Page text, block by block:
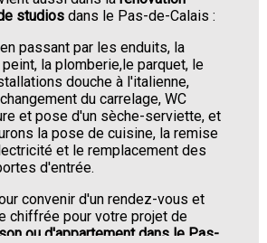
studios dans le Pas-de-Calais :
passant par les enduits, la
la plomberie,le parquet, le
douche à l'italienne,
du carrelage, WC
et pose d'un sèche-serviette, et
la pose de cuisine, la remise
et le remplacement des
d'entrée.
convenir d'un rendez-vous et
chiffrée pour votre projet de
ou d'appartement dans le Pas-